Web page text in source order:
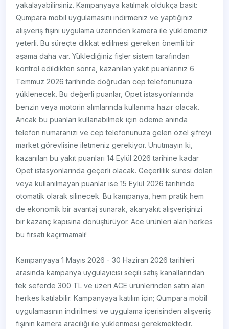
yakalayabilirsiniz. Kampanyaya katılmak oldukça basit:
Qumpara mobil uygulamasını indirmeniz ve yaptığınız
alışveriş fişini uygulama üzerinden kamera ile yüklemeniz
yeterli. Bu süreçte dikkat edilmesi gereken önemli bir
aşama daha var. Yüklediğiniz fişler sistem tarafından
kontrol edildikten sonra, kazanılan yakıt puanlarınız 6
Temmuz 2026 tarihinde doğrudan cep telefonunuza
yüklenecek. Bu değerli puanlar, Opet istasyonlarında
benzin veya motorin alımlarında kullanıma hazır olacak.
Ancak bu puanları kullanabilmek için ödeme anında
telefon numaranızı ve cep telefonunuza gelen özel şifreyi
market görevlisine iletmeniz gerekiyor. Unutmayın ki,
kazanılan bu yakıt puanları 14 Eylül 2026 tarihine kadar
Opet istasyonlarında geçerli olacak. Geçerlilik süresi dolan
veya kullanılmayan puanlar ise 15 Eylül 2026 tarihinde
otomatik olarak silinecek. Bu kampanya, hem pratik hem
de ekonomik bir avantaj sunarak, akaryakıt alışverişinizi
bir kazanç kapısına dönüştürüyor. Ace ürünleri alan herkes
bu fırsatı kaçırmamalı!
Kampanyaya 1 Mayıs 2026 - 30 Haziran 2026 tarihleri
arasında kampanya uygulayıcısı seçili satış kanallarından
tek seferde 300 TL ve üzeri ACE ürünlerinden satın alan
herkes katılabilir. Kampanyaya katılım için; Qumpara mobil
uygulamasının indirilmesi ve uygulama içerisinden alışveriş
fişinin kamera aracılığı ile yüklenmesi gerekmektedir.